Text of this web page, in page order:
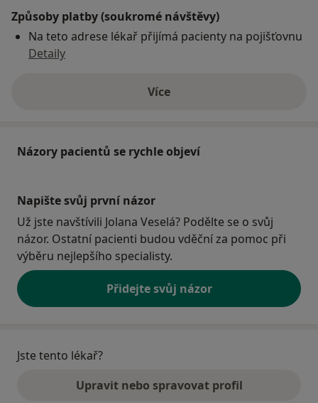
Způsoby platby (soukromé návštěvy)
Na teto adrese lékař přijímá pacienty na pojišťovnu
Detaily
Víceo adrese
Názory pacientů se rychle objeví
Napište svůj první názor
Už jste navštívili Jolana Veselá? Podělte se o svůj
názor. Ostatní pacienti budou vděční za pomoc při
výběru nejlepšího specialisty.
Přidejte svůj názor
Jste tento lékař?
Upravit nebo spravovat profil